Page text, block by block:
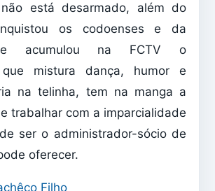
está desarmado, além do
os codoenses e da
acumulou na FCTV o
que mistura dança, humor e
na telinha, tem na manga a
trabalhar com a imparcialidade
ser o administrador-sócio de
oferecer.